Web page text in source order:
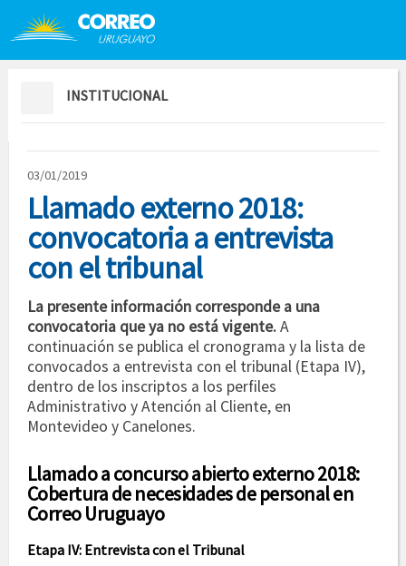
Saltar al contenido
INSTITUCIONAL
03/01/2019
Llamado externo 2018:
convocatoria a entrevista
con el tribunal
La presente información corresponde a una
convocatoria que ya no está vigente.A
continuación se publica el cronograma y la lista de
convocados a entrevista con el tribunal (Etapa IV),
dentro de los inscriptos a los perfiles
Administrativo y Atención al Cliente, en
Montevideo y Canelones.
Llamado a concurso abierto externo 2018:
Cobertura de necesidades de personal en
Correo Uruguayo
Etapa IV: Entrevista con el Tribunal